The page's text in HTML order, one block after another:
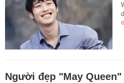
Người đẹp "May